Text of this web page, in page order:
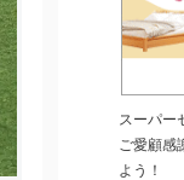
スーパー
ご愛顧感
よう！